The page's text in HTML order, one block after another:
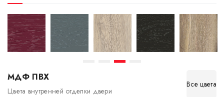
МДФ ПВХ
Цвета внутренней отделки двери
Все цвета